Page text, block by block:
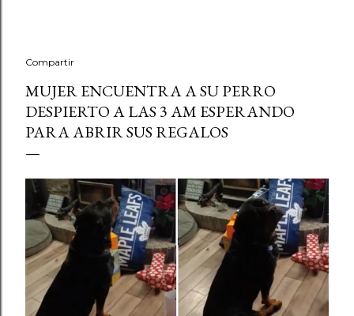
Compartir
MUJER ENCUENTRA A SU PERRO
DESPIERTO A LAS 3 AM ESPERANDO
PARA ABRIR SUS REGALOS